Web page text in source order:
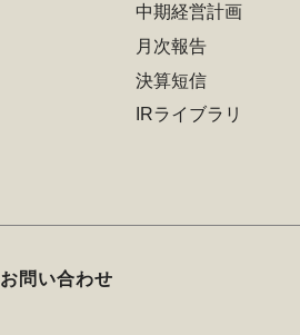
中期経営計画
月次報告
決算短信
IRライブラリ
お問い合わせ